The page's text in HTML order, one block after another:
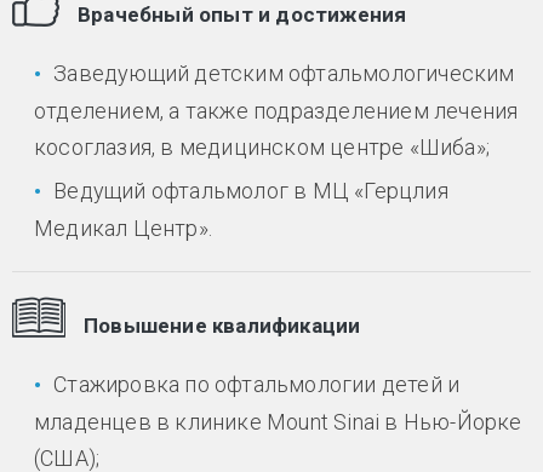
Врачебный опыт и достижения
Заведующий детским офтальмологическим
отделением, а также подразделением лечения
косоглазия, в медицинском центре «Шиба»;
Ведущий офтальмолог в МЦ «Герцлия
Медикал Центр».
Повышение квалификации
Стажировка по офтальмологии детей и
младенцев в клинике Mount Sinai в Нью-Йорке
(США);